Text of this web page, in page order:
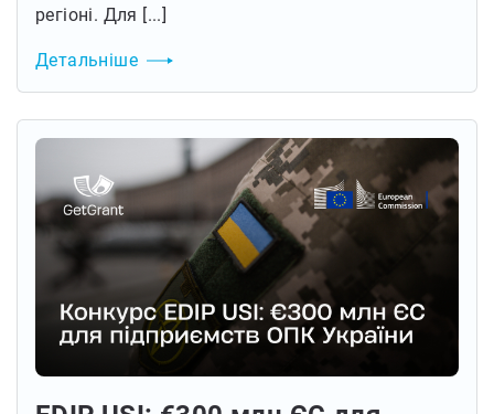
регіоні. Для [...]
Детальніше